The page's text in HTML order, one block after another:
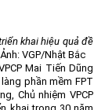
khai hiệu quả đề
VGP/Nhật Bắc
Mai Tiến Dũng
phần mềm FPT
Chủ nhiệm VPCP